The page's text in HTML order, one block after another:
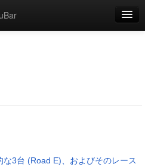
3台 (Road E)、およびそのレース